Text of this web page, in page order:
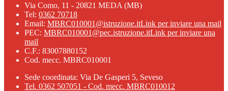
Via Como, 11 - 20821 MEDA (MB)
Tel: 0362 70718
Email: MBRC010001@istruzione.itLink per inviare una mail
PEC: MBRC010001@pec.istruzione.itLink per inviare una
mail
C.F.: 83007880152
Cod. mecc. MBRC010001
Sede coordinata: Via De Gasperi 5, Seveso
Tel. 0362 507051 - Cod. mecc. MBRC010012